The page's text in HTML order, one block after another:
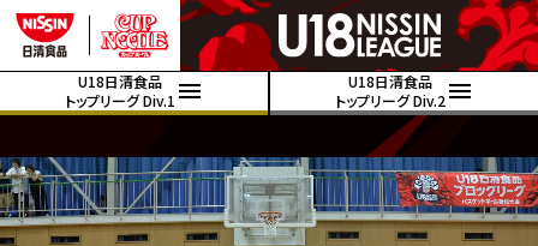
U18日清食品
トップリーグ Div.1
U18日清食品
トップリーグ Div.2